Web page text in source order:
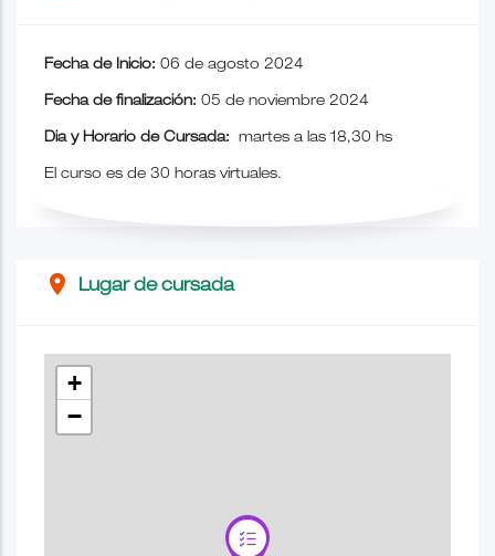
Fecha de Inicio: 06 de agosto 2024
Fecha de finalización: 05 de noviembre 2024
Dia y Horario de Cursada: martes a las 18,30 hs
El curso es de 30 horas virtuales.
place Lugar de cursada
+
−